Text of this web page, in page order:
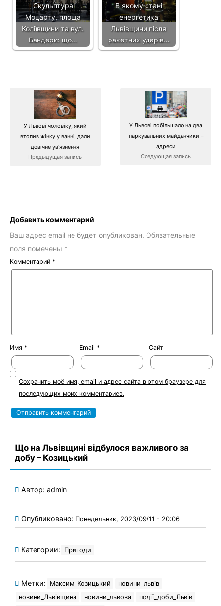
Скульптура
Моцарту, площа
Коліївщини та вул.
Бандери: що…
В якому стані
енергетика
Львівщини після
ракетних ударів…
У Львові чоловіку, який
втопив жінку у ванні, дали
довічне ув'язнення
Предыдущая запись
У Львові побільшало на два
паркувальних майданчики –
адреси
Следующая запись
Добавить комментарий
Ваш адрес email не будет опубликован. Обязательные
поля помечены *
Комментарий *
Имя * Email * Сайт
Сохранить моё имя, email и адрес сайта в этом браузере для
последующих моих комментариев.
Що на Львівщині відбулося важливого за
добу – Козицький
Автор: admin
Опубликовано: Понедельник, 2023/09/11 - 20:06
Категории: Пригоди
Метки: Максим_Козицький
новини_львів
новини_Львівщина
новини_львова
події_доби_Львів